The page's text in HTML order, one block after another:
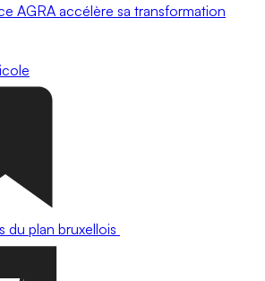
AGRA accélère sa transformation
du plan bruxellois